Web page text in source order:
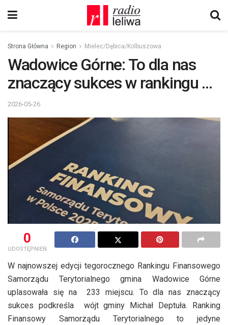
Strona Główna Region Mielec/Dębica/Kolbuszowa
Wadowice Górne: To dla nas
znaczący sukces w rankingu …
2026-05-26
0
UDOSTĘPNIEŃ
W najnowszej edycji tegorocznego Rankingu Finansowego
Samorządu Terytorialnego gmina Wadowice Górne
uplasowała się na 233 miejscu. To dla nas znaczący
sukces podkreśla wójt gminy Michał Deptuła. Ranking
Finansowy Samorządu Terytorialnego to jedyne